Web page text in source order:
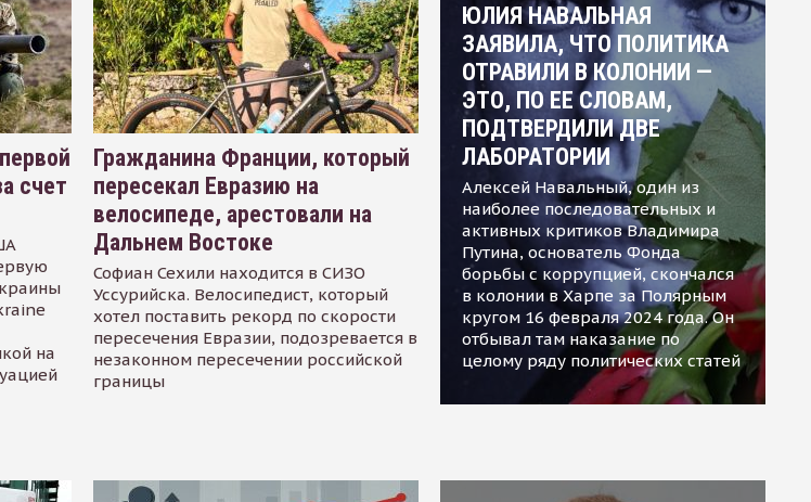
счет
на
Гражданина Франции, который
пересекал Евразию на
велосипеде, арестовали на
Дальнем Востоке
Софиан Сехили находится в СИЗО
Уссурийска. Велосипедист, который
хотел поставить рекорд по скорости
пересечения Евразии, подозревается в
незаконном пересечении российской
границы
ЮЛИЯ НАВАЛЬНАЯ
ЗАЯВИЛА, ЧТО ПОЛИТИКА
ОТРАВИЛИ В КОЛОНИИ —
ЭТО, ПО ЕЕ СЛОВАМ,
ПОДТВЕРДИЛИ ДВЕ
ЛАБОРАТОРИИ
Алексей Навальный, один из
наиболее последовательных и
активных критиков Владимира
Путина, основатель Фонда
борьбы с коррупцией, скончался
в колонии в Харпе за Полярным
кругом 16 февраля 2024 года. Он
отбывал там наказание по
целому ряду политических статей